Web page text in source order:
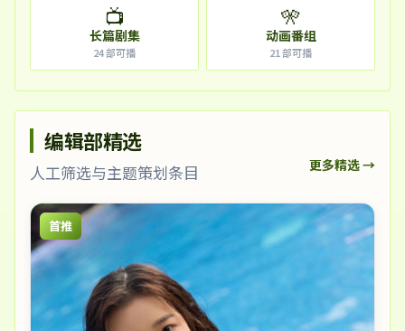
📺
长篇剧集
24部可播
🎌
动画番组
21部可播
编辑部精选
人工筛选与主题策划条目 更多精选 →
首推